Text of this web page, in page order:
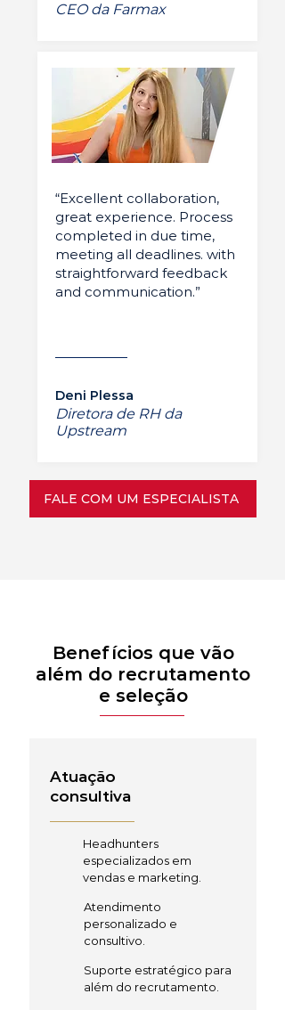
CEO da Farmax
“Excellent collaboration,
great experience. Process
completed in due time,
meeting all deadlines. with
straightforward feedback
and communication.”
Deni Plessa
Diretora de RH da
Upstream
FALE COM UM ESPECIALISTA
Benefícios que vão
além do recrutamento
e seleção
Atuação
consultiva
Headhunters
especializados em
vendas e marketing.
Atendimento
personalizado e
consultivo.
Suporte estratégico para
além do recrutamento.